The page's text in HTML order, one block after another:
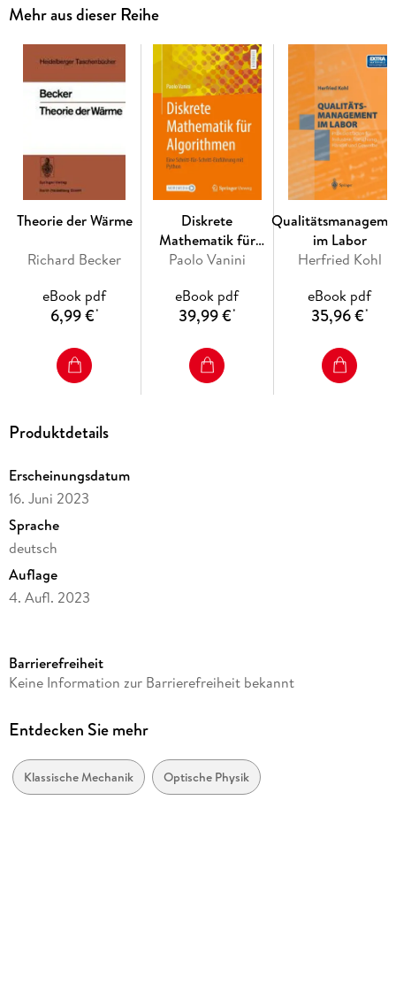
Materialeigenschaften. Viele übersichtliche Abbildungen und
einfache Beispiele sind zum leichteren Verständnis eingefügt,
ebenso wie über 50 Aufgaben mit Lösungen zur Vertiefung
und Nacharbeitung des Stoffes.
Die vorliegende 4. Auflage wurde gründlich überarbeitet und
neu geschrieben. Sie wendet sich an Studierende mit Physik
als Nebenfach ebenso wie an alle, die bei ihrer Arbeit mit
Vorwort. - 1 Mechanik. - 2 Elektrizität. - 3 Optik. - 4 Wärme. -
5 Atom- und Kernphysik. - Weiterführende Lehrbücher. -
Mehr aus dieser Reihe
Theorie der Wärme
Richard Becker
eBook pdf
6,99 €*
Diskrete
Mathematik für
Algorithmen
Paolo Vanini
eBook pdf
39,99 €*
im Labor
Herfried Kohl
eBook pdf
35,96 €*
Produktdetails
Erscheinungsdatum
16. Juni 2023
Sprache
deutsch
Auflage
4. Aufl. 2023
Dateigröße
Reihe
Autor/Autorin
Klaus Lüders
Barrierefreiheit
Keine Information zur Barrierefreiheit bekannt
Entdecken Sie mehr
Klassische Mechanik Optische Physik